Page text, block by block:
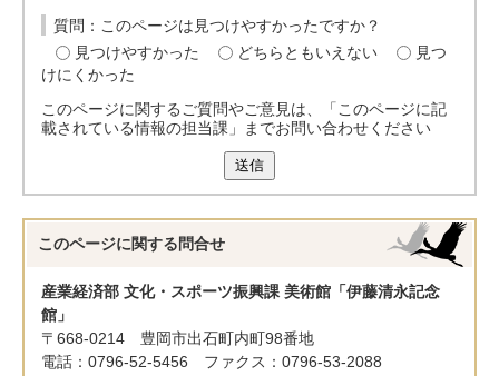
質問：このページは見つけやすかったですか？
見つけやすかった
どちらともいえない
見つ
けにくかった
このページに関するご質問やご意見は、「このページに記
載されている情報の担当課」までお問い合わせください
送信
このページに関する 問合せ
産業経済部 文化・スポーツ振興課 美術館「伊藤清永記念
館」
〒668-0214 豊岡市出石町内町98番地
電話：0796-52-5456 ファクス：0796-53-2088